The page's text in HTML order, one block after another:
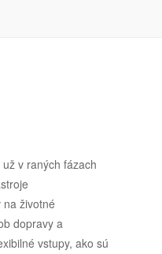
v raných fázach
životné
dopravy a
vstupy, ako sú